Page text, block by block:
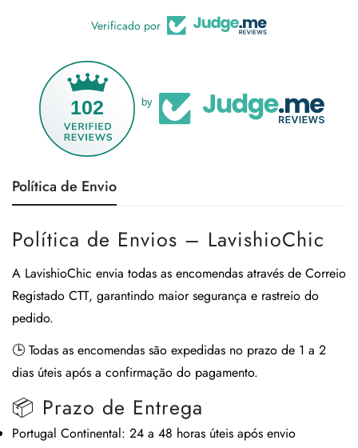
Verificado por
102 by
Política de Envio
Política de Envios – LavishioChic
A LavishioChic envia todas as encomendas através de Correio
Registado CTT, garantindo maior segurança e rastreio do
pedido.
🕒 Todas as encomendas são expedidas no prazo de 1 a 2
dias úteis após a confirmação do pagamento.
📦 Prazo de Entrega
Portugal Continental: 24 a 48 horas úteis após envio